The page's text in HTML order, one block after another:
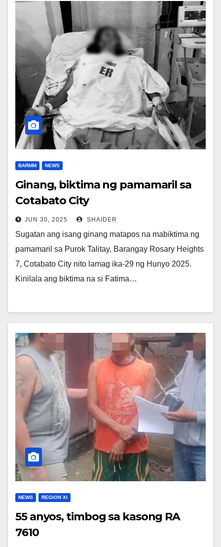
BARMM NEWS
Ginang, biktima ng pamamaril sa
Cotabato City
JUN 30, 2025 SHAIDER
Sugatan ang isang ginang matapos na mabiktima ng
pamamaril sa Purok Talitay, Barangay Rosary Heights
7, Cotabato City nito lamag ika-29 ng Hunyo 2025.
Kinilala ang biktima na si Fatima…
NEWS REGION XI
55 anyos, timbog sa kasong RA
7610